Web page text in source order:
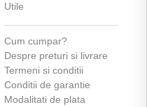
Utile
Cum cumpar?
Despre preturi si livrare
Termeni si conditii
Conditii de garantie
Modalitati de plata